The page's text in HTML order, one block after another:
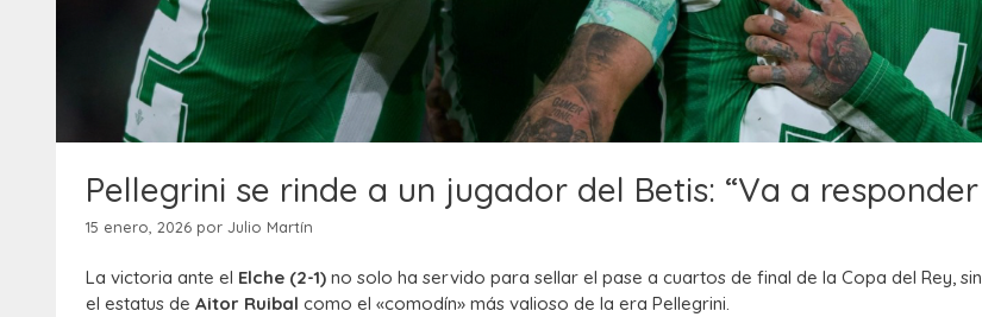
Pellegrini se rinde a un jugador del Betis: “Va a
15 enero, 2026 por Julio Martín
La victoria ante el Elche (2-1) no solo ha servido para sellar el pase a cuartos de final de la Copa del Rey,
el estatus de Aitor Ruibal como el «comodín» más valioso de la era Pellegrini.